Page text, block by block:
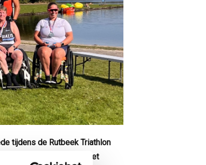
tijdens de Rutbeek Triathlon
Davy Heijsteeg waren het